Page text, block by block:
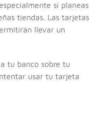
si planeas
tiendas. Las tarjetas
llevar un
tu banco sobre tu
usar tu tarjeta